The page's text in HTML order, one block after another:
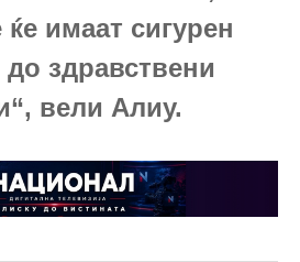
ќе имаат сигурен
здравствени
вели Алиу.